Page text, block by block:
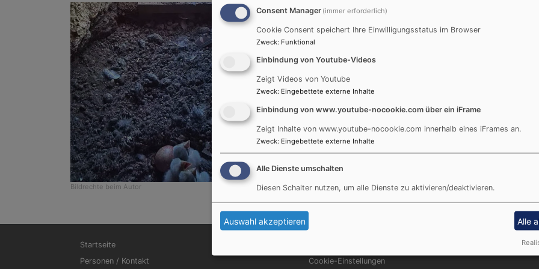
Bildrechte beim Autor
Am Freitag und Samstag (23/24.5) sind die Küken
geschlüpft.
Ab nun beginnt die Zeit der Aufzucht, die ca. einen
Dank unserer neuen Turmfalkenwebcam können wir
Tiere dabei zu stören.
Weitere Informationen und auch das Livebild aus dem
Hauptnavigation
Startseite
Personen / Kontakt
Cookie-Einstellungen
Consent Manager (immer erforderlich)
Cookie Consent speichert Ihre Einwilligungsstatus im Browser
Zweck: Funktional
Einbindung von Youtube-Videos
Zeigt Videos von Youtube
Zweck: Eingebettete externe Inhalte
Einbindung von www.youtube-nocookie.com über ein iFrame
Zeigt Inhalte von www.youtube-nocookie.com innerhalb eines iFrames an.
Zweck: Eingebettete externe Inhalte
Alle Dienste umschalten
Diesen Schalter nutzen, um alle Dienste zu aktivieren/deaktivieren.
Auswahl akzeptieren Alle